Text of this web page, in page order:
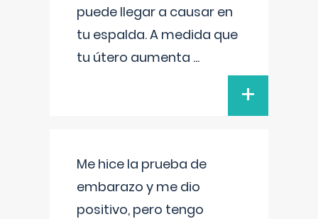
puede llegar a causar en
tu espalda. A medida que
tu útero aumenta ...
+
Me hice la prueba de
embarazo y me dio
positivo, pero tengo